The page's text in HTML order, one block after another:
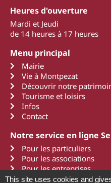
Heures d'ouverture
Mardi et Jeudi
de 14 heures à 17 heures
Menu principal
Mairie
Vie à Montpezat
Découvrir notre
Tourisme et loisirs
Infos
Contact
Notre service en ligne
Pour les particuliers
Pour les associations
Pour les entreprises
This site uses cookies and